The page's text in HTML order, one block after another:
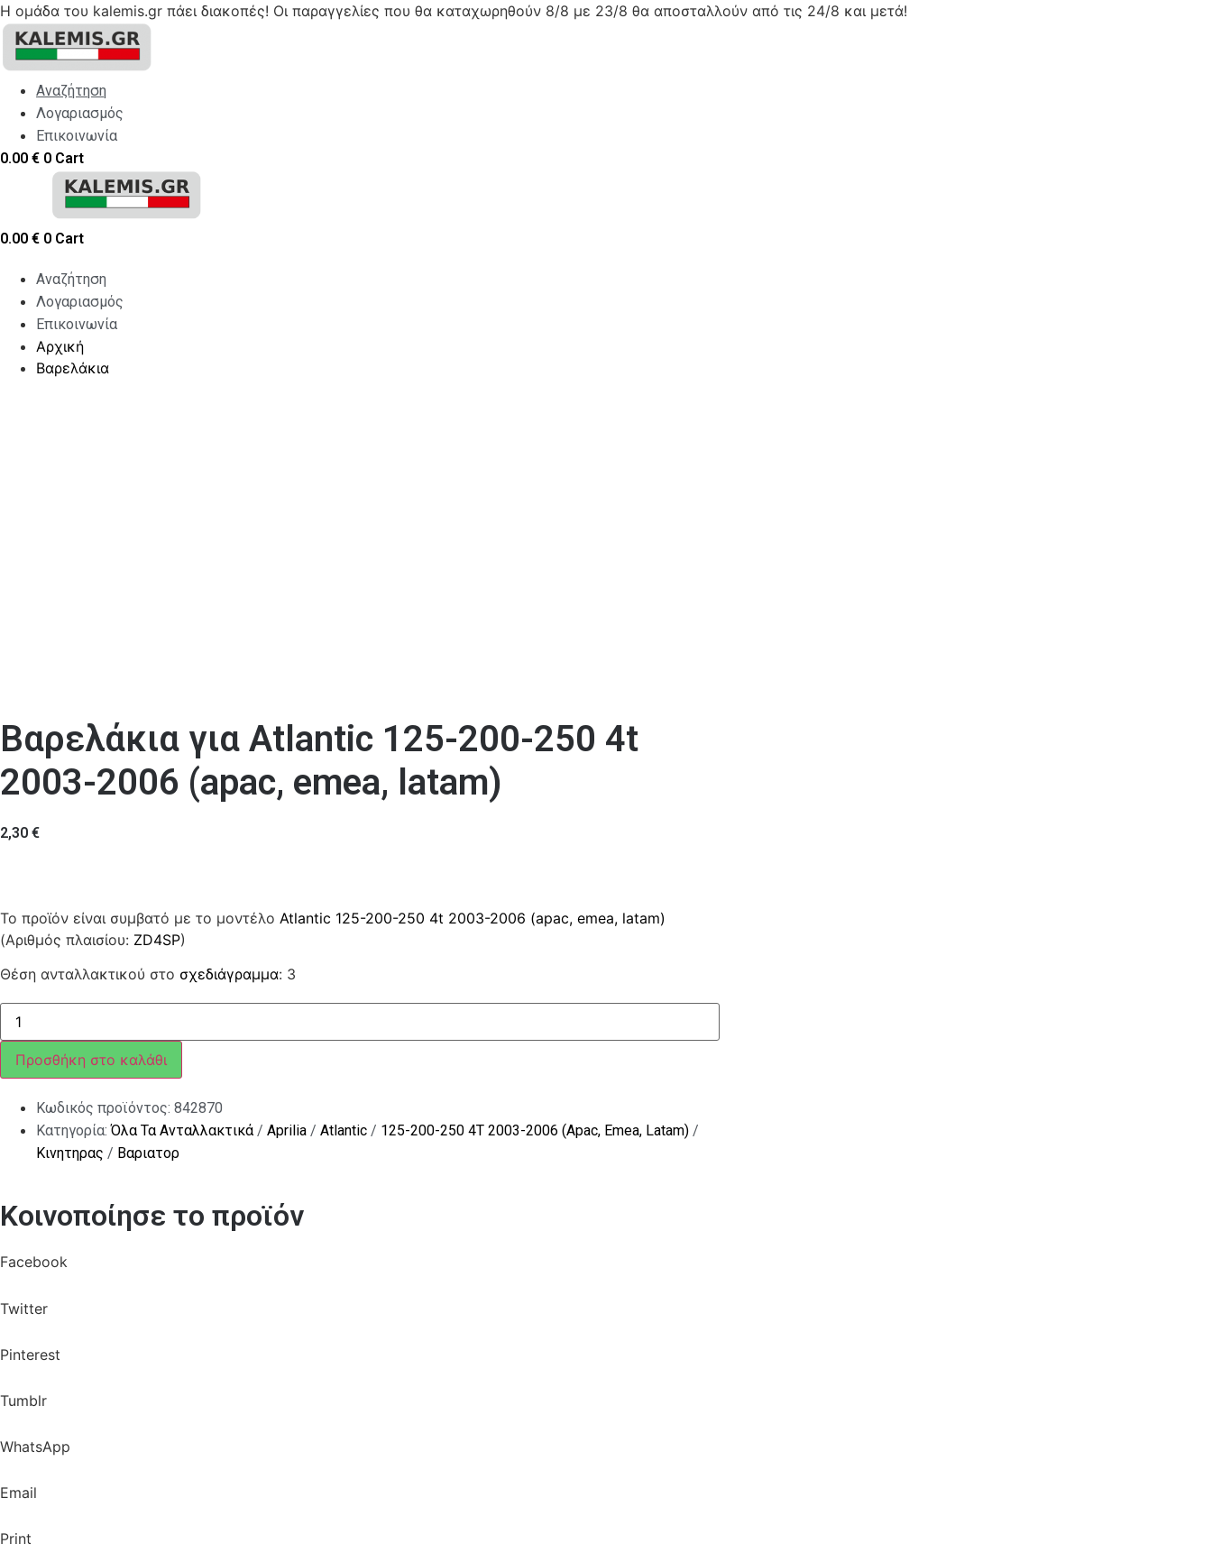
Η ομάδα του kalemis.gr πάει διακοπές! Οι παραγγελίες που θα καταχωρηθούν 8/8 με 23/8 θα αποσταλλούν από τις 24/8 και μετά!
Skip
content
Αναζήτηση
Λογαριασμός
Επικοινωνία
0.00 € 0 Cart
0.00 € 0 Cart
Αναζήτηση
Λογαριασμός
Επικοινωνία
Αρχική
Βαρελάκια
Βαρελάκια για Atlantic 125-200-250 4t
2003-2006 (apac, emea, latam)
2,30 €
Το προϊόν είναι συμβατό με το μοντέλο Atlantic 125-200-250 4t 2003-2006 (apac, emea, latam)
(Αριθμός πλαισίου: ZD4SP)
Θέση ανταλλακτικού στο σχεδιάγραμμα: 3
Βαρελάκια
ποσότητα
Προσθήκη στο καλάθι
Κωδικός προϊόντος: 842870
Κατηγορία:Όλα Τα Ανταλλακτικά/ Aprilia / Atlantic / 125-200-250 4T 2003-2006 (Apac, Emea, Latam) /
Κινητηρας / Βαριατορ
Κοινοποίησε το προϊόν
Facebook
Twitter
Pinterest
Tumblr
WhatsApp
Email
Print